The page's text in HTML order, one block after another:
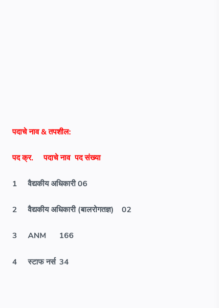
पदाचे नाव & तपशील:
पद क्र. पदाचे नाव पद संख्या
1 वैद्यकीय अधिकारी 06
2 वैद्यकीय अधिकारी (बालरोगतज्ञ) 02
3 ANM 166
4 स्टाफ नर्स 34